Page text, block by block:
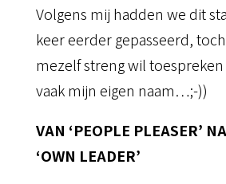
Volgens mij hadden we dit
keer eerder gepasseerd, toch
mezelf streng wil
vaak mijn eigen naam…;-))
VAN ‘PEOPLE PLEASER’
‘OWN LEADER’